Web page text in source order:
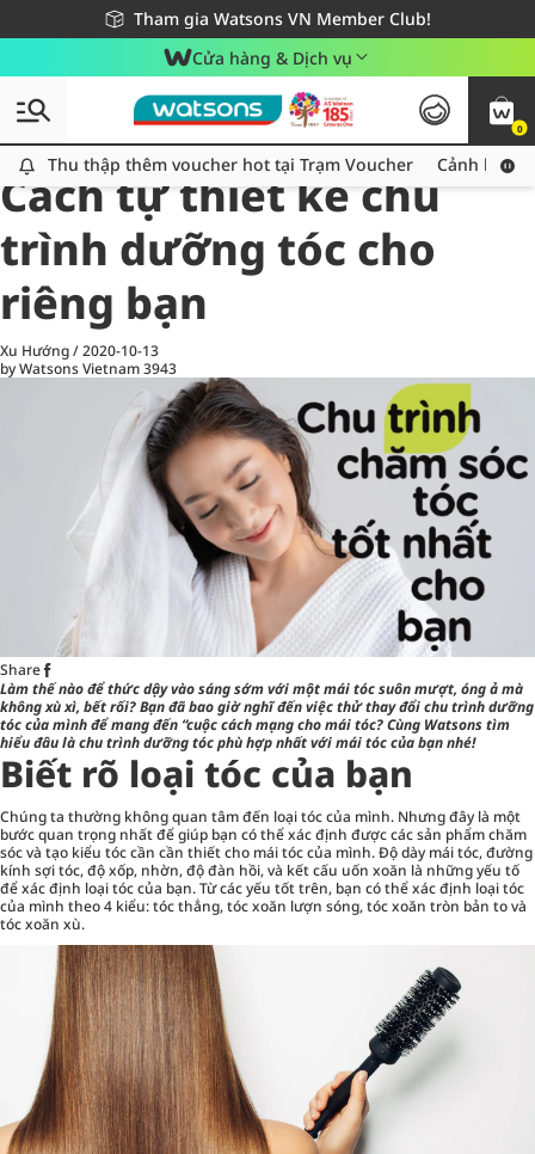
Tham gia Watsons VN Member Club!
Miễn phí giao hàng cho đơn hàng từ 249,000Đ
Giao hàng nhanh 24h - Áp dụng khu vực TP. Hồ Chí Minh
Cửa hàng & Dịch vụ
0
Thu thập thêm voucher hot tại Trạm Voucher
Thu thập thêm voucher hot tại Trạm Voucher Cảnh báo
All
Chăm Sóc Cá Nhân
Cách tự thiết kế chu
trình dưỡng tóc cho
riêng bạn
Xu Hướng/2020-10-13
by Watsons Vietnam3943
Share
Làm thế nào để thức dậy vào sáng sớm với một mái tóc suôn mượt, óng ả mà
không xù xì, bết rối? Bạn đã bao giờ nghĩ đến việc thử thay đổi chu trình dưỡng
tóc của mình để mang đến “cuộc cách mạng cho mái tóc? Cùng Watsons tìm
hiểu đâu là chu trình dưỡng tóc phù hợp nhất với mái tóc của bạn nhé!
Biết rõ loại tóc của bạn
Chúng ta thường không quan tâm đến loại tóc của mình. Nhưng đây là một
bước quan trọng nhất để giúp bạn có thể xác định được các sản phẩm chăm
sóc và tạo kiểu tóc cần cần thiết cho mái tóc của mình. Độ dày mái tóc, đường
kính sợi tóc, độ xốp, nhờn, độ đàn hồi, và kết cấu uốn xoăn là những yếu tố
để xác định loại tóc của bạn. Từ các yếu tốt trên, bạn có thể xác định loại tóc
của mình theo 4 kiểu: tóc thẳng, tóc xoăn lượn sóng, tóc xoăn tròn bản to và
tóc xoăn xù.